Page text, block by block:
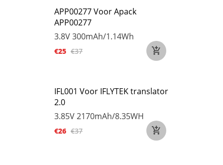
APP00277 Voor Apack
APP00277
3.8V300mAh/1.14Wh
€25 €37
IFL001 Voor IFLYTEK translator
2.0
3.85V2170mAh/8.35WH
€26 €37